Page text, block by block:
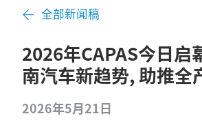
全部新闻稿
2026年CAPAS今日启
南汽车新趋势, 助推全
2026年5月21日